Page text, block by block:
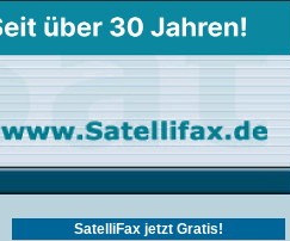
SatelliFax jetzt Gratis!